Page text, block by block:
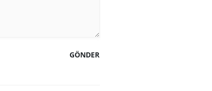
GÖNDER